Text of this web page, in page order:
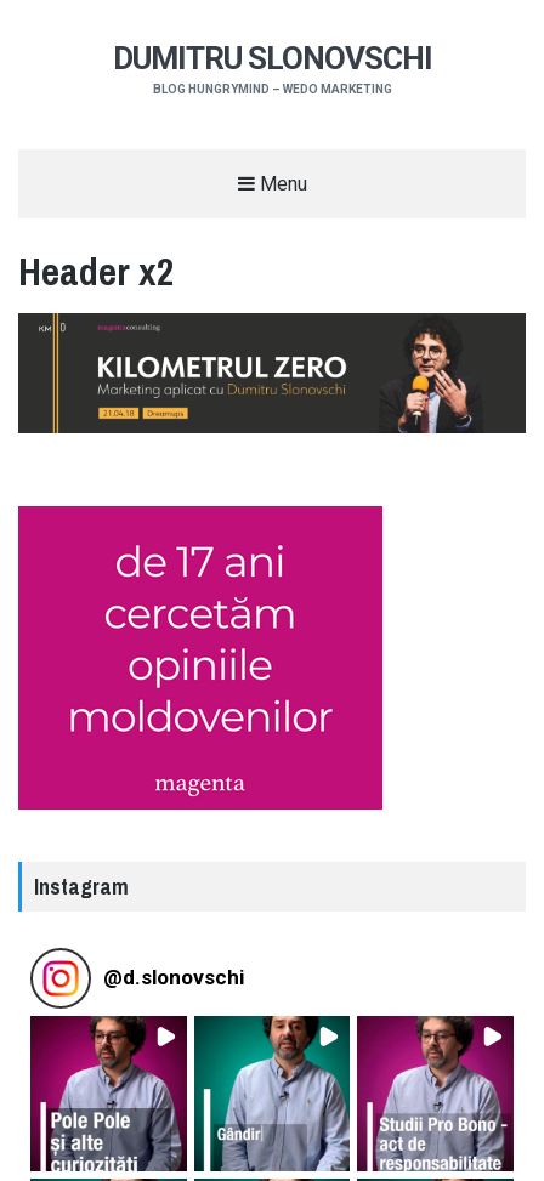
DUMITRU SLONOVSCHI
BLOG HUNGRYMIND – WEDO MARKETING
Menu
Header x2
Instagram
@d.slonovschi